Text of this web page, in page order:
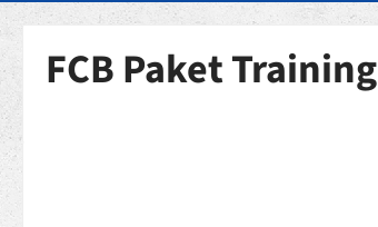
FCB Paket Training